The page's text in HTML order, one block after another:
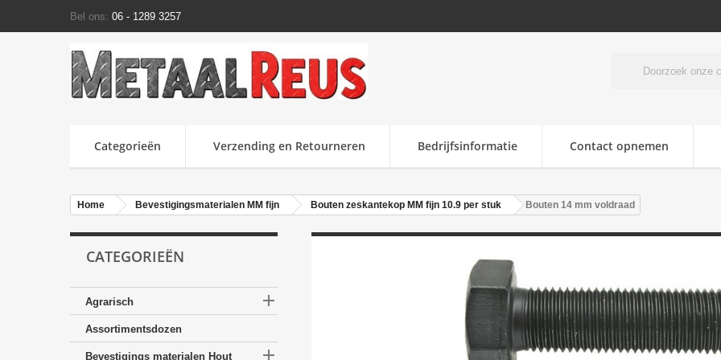
Bel ons: 06 - 1289 3257
Categorieën Verzending en Retourneren Bedrijfsinformatie Contact opnemen
Home Bevestigingsmaterialen MM fijn Bouten zeskantekop MM fijn 10.9 per stuk Bouten 14 mm voldraad
CATEGORIEËN
Agrarisch 
Assortimentsdozen
Bevestigings materialen Hout 